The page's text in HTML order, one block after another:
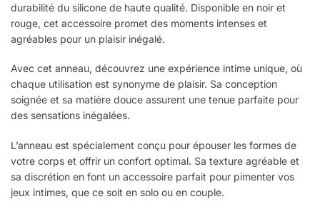
durabilité du silicone de haute qualité. Disponible en noir et
rouge, cet accessoire promet des moments intenses et
agréables pour un plaisir inégalé.
Avec cet anneau, découvrez une expérience intime unique, où
chaque utilisation est synonyme de plaisir. Sa conception
soignée et sa matière douce assurent une tenue parfaite pour
des sensations inégalées.
L’anneau est spécialement conçu pour épouser les formes de
votre corps et offrir un confort optimal. Sa texture agréable et
sa discrétion en font un accessoire parfait pour pimenter vos
jeux intimes, que ce soit en solo ou en couple.